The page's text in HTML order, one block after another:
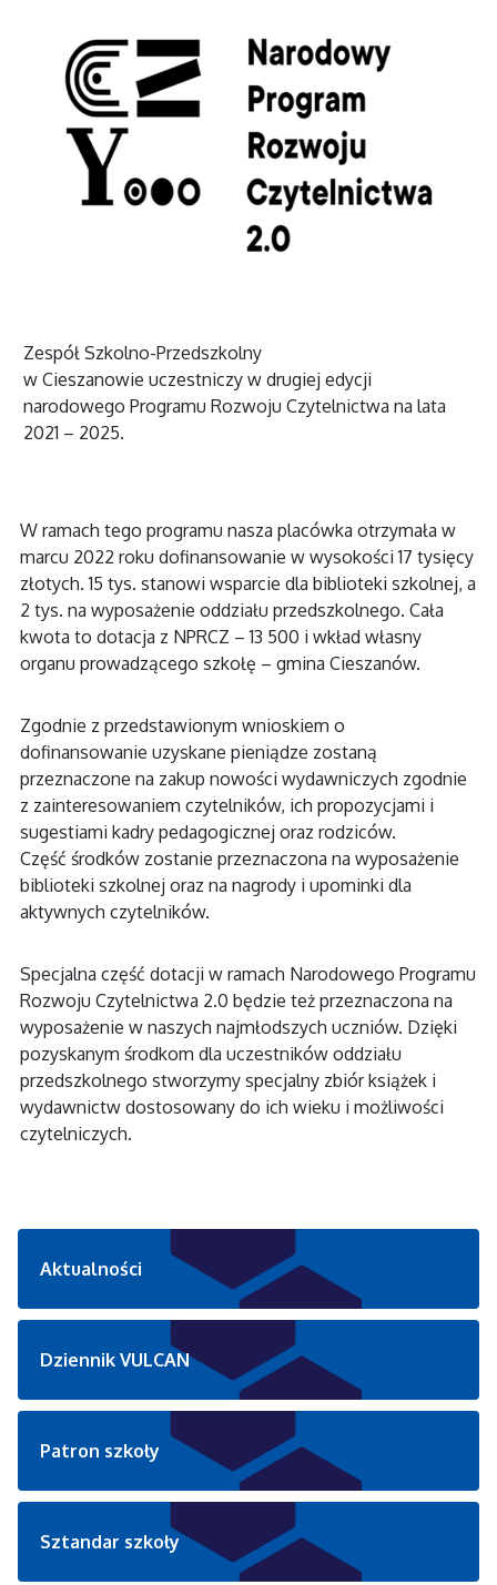
Zespół Szkolno-Przedszkolny
w Cieszanowie uczestniczy w drugiej edycji
narodowego Programu Rozwoju Czytelnictwa na lata
2021 – 2025.
W ramach tego programu nasza placówka otrzymała w
marcu 2022 roku dofinansowanie w wysokości 17 tysięcy
złotych. 15 tys. stanowi wsparcie dla biblioteki szkolnej, a
2 tys. na wyposażenie oddziału przedszkolnego. Cała
kwota to dotacja z NPRCZ – 13 500 i wkład własny
organu prowadzącego szkołę – gmina Cieszanów.
Zgodnie z przedstawionym wnioskiem o
dofinansowanie uzyskane pieniądze zostaną
przeznaczone na zakup nowości wydawniczych zgodnie
z zainteresowaniem czytelników, ich propozycjami i
sugestiami kadry pedagogicznej oraz rodziców.
Część środków zostanie przeznaczona na wyposażenie
biblioteki szkolnej oraz na nagrody i upominki dla
aktywnych czytelników.
Specjalna część dotacji w ramach Narodowego Programu
Rozwoju Czytelnictwa 2.0 będzie też przeznaczona na
wyposażenie w naszych najmłodszych uczniów. Dzięki
pozyskanym środkom dla uczestników oddziału
przedszkolnego stworzymy specjalny zbiór książek i
wydawnictw dostosowany do ich wieku i możliwości
czytelniczych.
Aktualności
Dziennik VULCAN
Patron szkoły
Sztandar szkoły